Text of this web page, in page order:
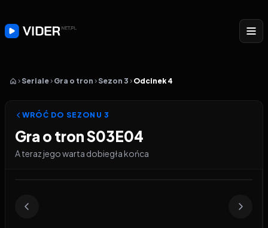
Seriale Gra o tron Sezon 3 Odcinek 4
WRÓĆ DO SEZONU 3
Gra o tron S03E04
A teraz jego warta dobiegła końca